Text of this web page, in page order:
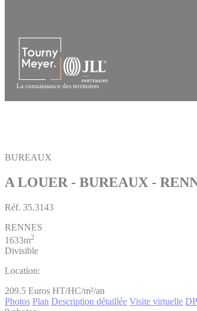
La connaissance des territoires
BUREAUX
A LOUER - BUREAUX -
Réf. 35.3143
RENNES
1633m2
Divisible
Location:
209.5 Euros HT/HC/m²/an
Photos Plan Description détaillée Visite virtuelle